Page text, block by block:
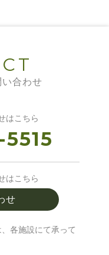
合わせ
はこちら
はこちら
せ
各施設にて承って